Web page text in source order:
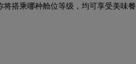
搭乘哪种舱位等级，均可享受美味